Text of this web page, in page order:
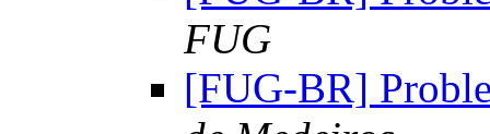
FUG
[FUG-BR]